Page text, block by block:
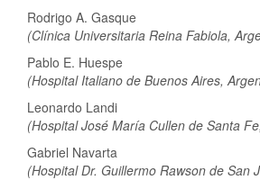
Rodrigo A. Gasque
(Clínica Universitaria Reina Fabiola,
Pablo E. Huespe
(Hospital Italiano de Buenos Aires,
Leonardo Landi
(Hospital José María Cullen de Santa
Gabriel Navarta
(Hospital Dr. Guillermo Rawson de San